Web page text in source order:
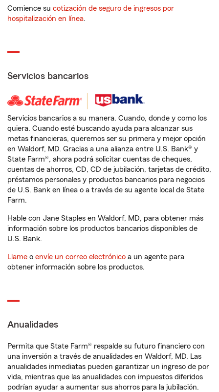
Comience su cotización de seguro de ingresos por
hospitalización en línea.
Servicios bancarios
Servicios bancarios a su manera. Cuando, donde y como los
quiera. Cuando esté buscando ayuda para alcanzar sus
metas financieras, queremos ser su primera y mejor opción
en Waldorf, MD. Gracias a una alianza entre U.S. Bank® y
State Farm®, ahora podrá solicitar cuentas de cheques,
cuentas de ahorros, CD, CD de jubilación, tarjetas de crédito,
préstamos personales y productos bancarios para negocios
de U.S. Bank en línea o a través de su agente local de State
Farm.
Hable con Jane Staples en Waldorf, MD, para obtener más
información sobre los productos bancarios disponibles de
U.S. Bank.
Llame o envíe un correo electrónico a un agente para
obtener información sobre los productos.
Anualidades
Permita que State Farm® respalde su futuro financiero con
una inversión a través de anualidades en Waldorf, MD. Las
anualidades inmediatas pueden garantizar un ingreso de por
vida, mientras que las anualidades con impuestos diferidos
podrían ayudar a aumentar sus ahorros para la jubilación.